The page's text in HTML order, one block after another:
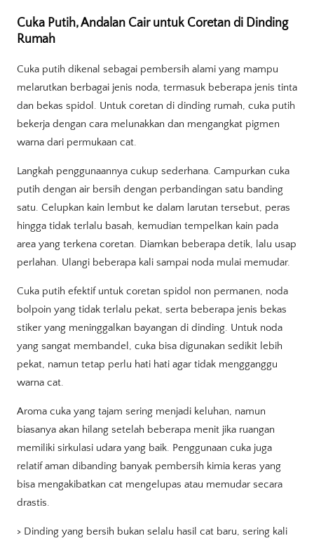
Cuka Putih, Andalan Cair untuk Coretan di Dinding
Rumah
Cuka putih dikenal sebagai pembersih alami yang mampu
melarutkan berbagai jenis noda, termasuk beberapa jenis tinta
dan bekas spidol. Untuk coretan di dinding rumah, cuka putih
bekerja dengan cara melunakkan dan mengangkat pigmen
warna dari permukaan cat.
Langkah penggunaannya cukup sederhana. Campurkan cuka
putih dengan air bersih dengan perbandingan satu banding
satu. Celupkan kain lembut ke dalam larutan tersebut, peras
hingga tidak terlalu basah, kemudian tempelkan kain pada
area yang terkena coretan. Diamkan beberapa detik, lalu usap
perlahan. Ulangi beberapa kali sampai noda mulai memudar.
Cuka putih efektif untuk coretan spidol non permanen, noda
bolpoin yang tidak terlalu pekat, serta beberapa jenis bekas
stiker yang meninggalkan bayangan di dinding. Untuk noda
yang sangat membandel, cuka bisa digunakan sedikit lebih
pekat, namun tetap perlu hati hati agar tidak mengganggu
warna cat.
Aroma cuka yang tajam sering menjadi keluhan, namun
biasanya akan hilang setelah beberapa menit jika ruangan
memiliki sirkulasi udara yang baik. Penggunaan cuka juga
relatif aman dibanding banyak pembersih kimia keras yang
bisa mengakibatkan cat mengelupas atau memudar secara
drastis.
> Dinding yang bersih bukan selalu hasil cat baru, sering kali